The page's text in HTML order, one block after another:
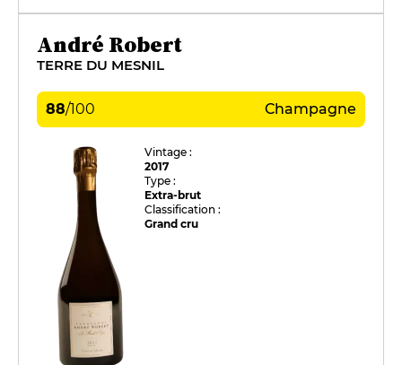
André Robert
TERRE DU MESNIL
88/100 Champagne
Vintage :
2017
Type :
Extra-brut
Classification :
Grand cru